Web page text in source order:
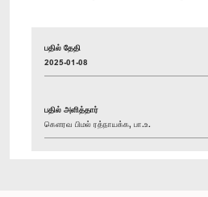
பதில் தேதி
2025-01-08
பதில் அளித்தார்
கௌரவ பிமல் ரத்நாயக்க, பா.உ.